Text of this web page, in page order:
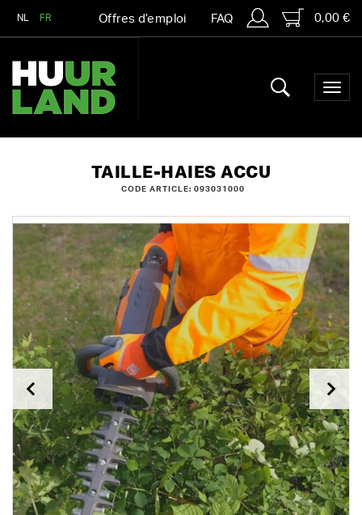
NL FR Offres d’emploi FAQ 0,00 €
TAILLE-HAIES ACCU
CODE ARTICLE: 093031000